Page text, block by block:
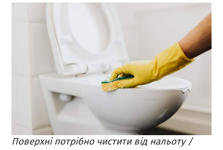
Поверхні потрібно чистити від нальоту /